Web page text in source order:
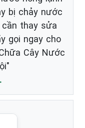
bị chảy nước
cần thay sửa
gọi ngay cho
Cây Nước